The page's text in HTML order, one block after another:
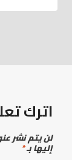
اترك
لن يتم نشر
إليها بـ*